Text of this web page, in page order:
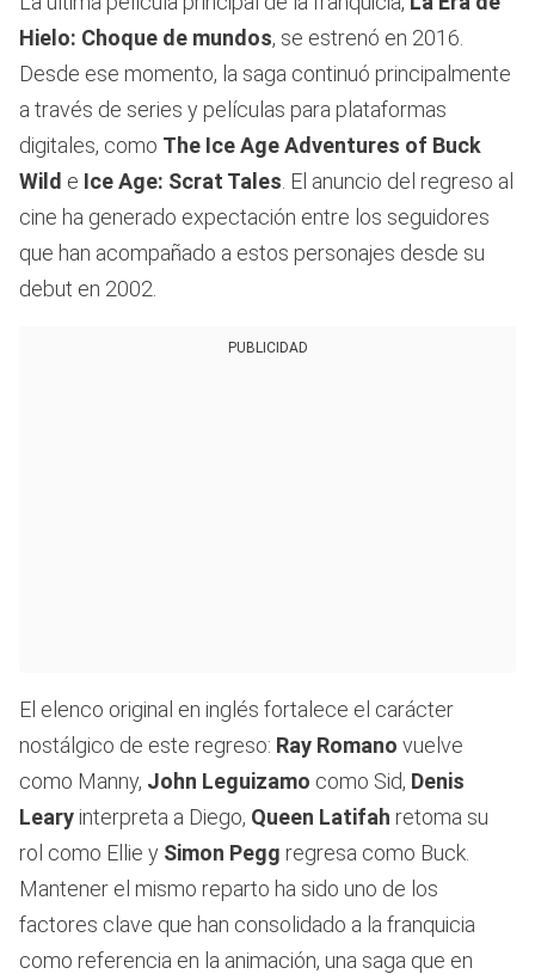
Hielo: Choque de mundos, se estrenó en 2016.
Desde ese momento, la saga continuó principalmente
a través de series y películas para plataformas
digitales, como The Ice Age Adventures of Buck
Wild e Ice Age: Scrat Tales . El anuncio del regreso al
cine ha generado expectación entre los seguidores
que han acompañado a estos personajes desde su
debut en 2002.
PUBLICIDAD
El elenco original en inglés fortalece el carácter
nostálgico de este regreso: Ray Romano vuelve
como Manny, John Leguizamo como Sid, Denis
Leary interpreta a Diego, Queen Latifah retoma su
rol como Ellie y Simon Pegg regresa como Buck.
Mantener el mismo reparto ha sido uno de los
factores clave que han consolidado a la franquicia
como referencia en la animación, una saga que en